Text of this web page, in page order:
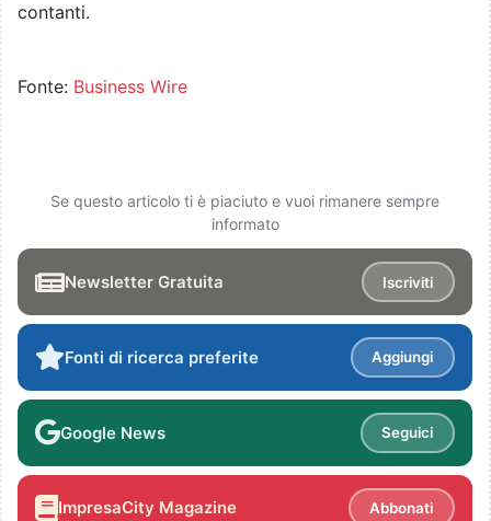
contanti.
Fonte: Business Wire
Se questo articolo ti è piaciuto e vuoi rimanere sempre
informato
Newsletter Gratuita Iscriviti
Fonti di ricerca preferite Aggiungi
Google News Seguici
ImpresaCity Magazine Abbonati